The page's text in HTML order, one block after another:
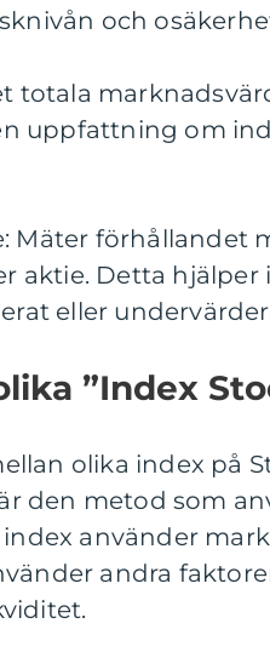
och
totala
uppfattning om
Mäter förhållandet
aktie. Detta
eller
”Index
olika index på
den metod som
använder
andra